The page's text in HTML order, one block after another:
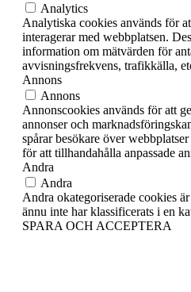
Analytics
Analytiska cookies används för
interagerar med webbplatsen.
information om mätvärden för
avvisningsfrekvens, trafikkälla,
Annons
Annons
Annonscookies används för att
annonser och
spårar besökare över
för att tillhandahålla anpassade
Andra
Andra
Andra okategoriserade cookies
ännu inte har klassificerats i en
SPARA OCH ACCEPTERA